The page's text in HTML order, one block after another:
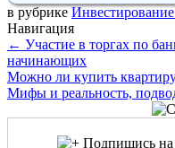
в рубрике
Навигация
← Участие в торгах по
начинающих
Можно ли купить
Мифы и реальность,
Подпишись на